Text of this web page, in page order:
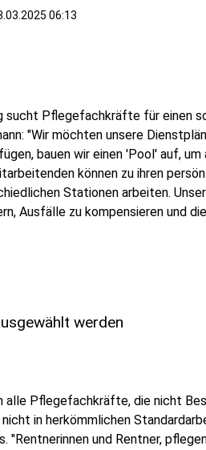
06:13
sucht Pflegefachkräfte für einen
"Wir möchten unsere
bauen wir einen 'Pool' auf,
können zu ihren
Stationen arbeiten.
Ausfälle zu kompensieren und
werden
alle Pflegefachkräfte, die nicht
nicht in herkömmlichen
"Rentnerinnen und Rentner,